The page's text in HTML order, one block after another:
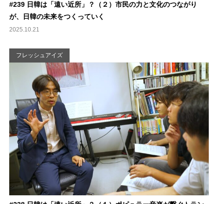
#239 日韓は「遠い近所」？（２）市民の力と文化のつながり
が、日韓の未来をつくっていく
2025.10.21
フレッシュアイズ